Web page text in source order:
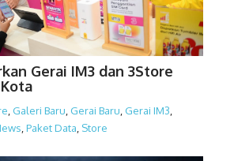
Gerai IM3 dan 3Store
Galeri Baru Gerai Baru Gerai IM3
Paket Data Store